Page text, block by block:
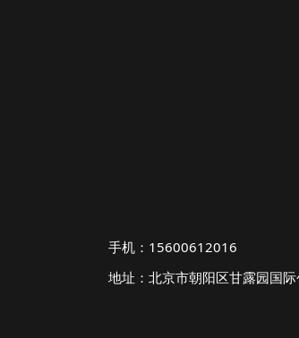
手机：15600612016
地址：北京市朝阳区甘露园国